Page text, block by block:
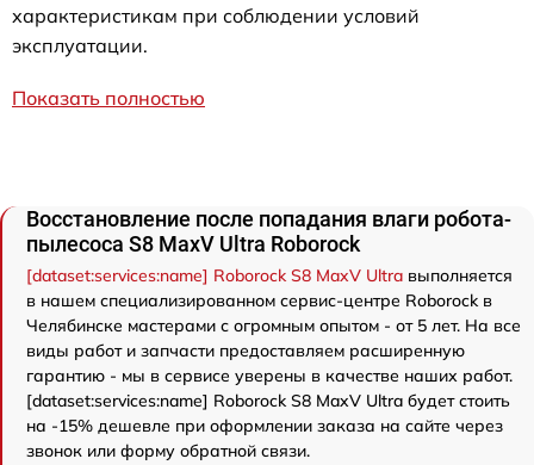
характеристикам при соблюдении условий
эксплуатации.
Показать полностью
Восстановление после попадания влаги робота-
пылесоса S8 MaxV Ultra Roborock
[dataset:services:name] Roborock S8 MaxV Ultra выполняется
в нашем специализированном сервис-центре Roborock в
Челябинске мастерами с огромным опытом - от 5 лет. На все
виды работ и запчасти предоставляем расширенную
гарантию - мы в сервисе уверены в качестве наших работ.
[dataset:services:name] Roborock S8 MaxV Ultra будет стоить
на -15% дешевле при оформлении заказа на сайте через
звонок или форму обратной связи.